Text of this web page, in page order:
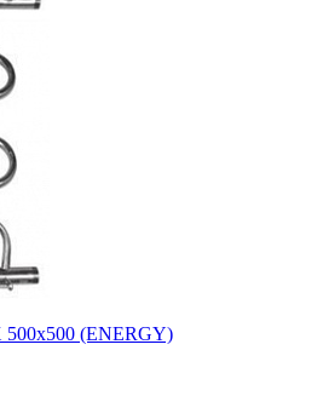
500x500 (ENERGY)